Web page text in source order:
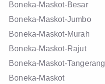
Boneka-Maskot-Besar
Boneka-Maskot-Jumbo
Boneka-Maskot-Murah
Boneka-Maskot-Rajut
Boneka-Maskot-Tangerang
Boneka-Maskot